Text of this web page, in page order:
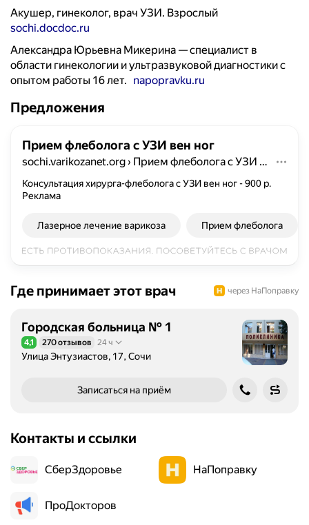
Акушер, гинеколог, врач УЗИ. Взрослый
sochi.docdoc.ru
Александра Юрьевна Микерина — специалист в
области гинекологии и ультразвуковой диагностики с
опытом работы 16 лет. napopravku.ru
Предложения
Прием флеболога с УЗИ вен ног
sochi.varikozanet.org› Прием флеболога с УЗИ вен ног
Консультация хирурга-флеболога с УЗИ вен ног - 900 р.
Реклама
Лазерное лечение варикоза Прием флеболога
Где принимает этот врач через НаПоправку
Городская больница № 1
Рейтинг 4,1 из 5
4,1 270 отзывов 24 ч
Улица Энтузиастов, 17, Сочи
Записаться на приём
Контакты и ссылки
СберЗдоровье НаПоправку
ПроДокторов